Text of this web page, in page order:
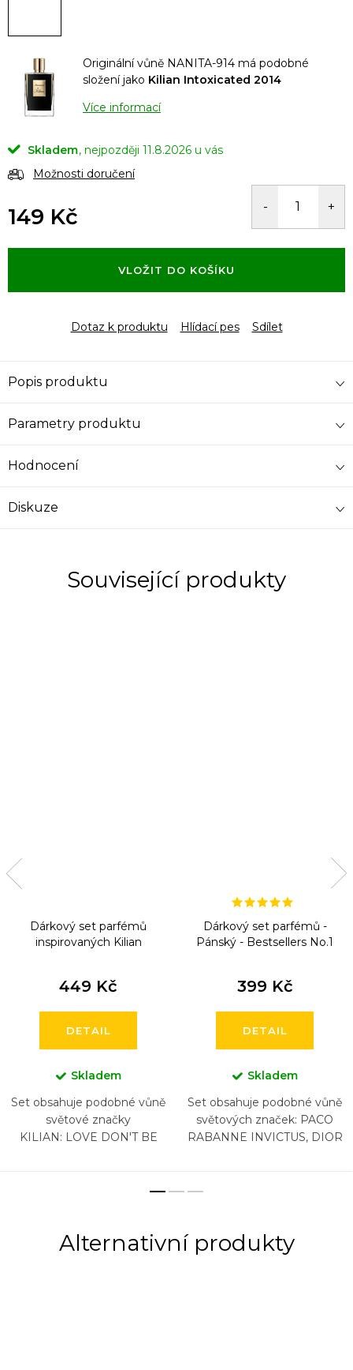
Originální vůně NANITA-914 má podobné
složení jako Kilian Intoxicated 2014
Více informací
Skladem
11.8.2026
Možnosti doručení
149 Kč
cena:
VLOŽIT DO KOŠÍKU
Dotaz k produktu Hlídací pes Sdílet
Popis produktu
Parametry produktu
Hodnocení
Diskuze
Související produkty
Dárkový set parfémů
inspirovaných Kilian
449 Kč
DETAIL
Skladem
Set obsahuje podobné vůně
světové značky
KILIAN: LOVE DON'T BE
FLOWER OF IMMORTALITY,
Dárkový set parfémů -
Pánský - Bestsellers No.1
399 Kč
DETAIL
Skladem
Set obsahuje podobné vůně
světových značek: PACO
RABANNE INVICTUS, DIOR
ACQUA DI GIO , CHANEL